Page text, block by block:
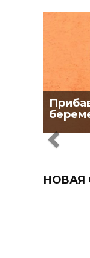
НОВАЯ